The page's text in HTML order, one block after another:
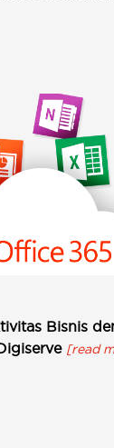
Bisnis
[read